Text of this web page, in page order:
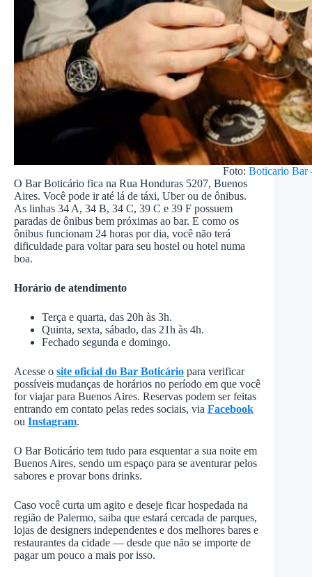
Foto: Boticario Bar
O Bar Boticário fica na Rua Honduras 5207, Buenos
Aires. Você pode ir até lá de táxi, Uber ou de ônibus.
As linhas 34 A, 34 B, 34 C, 39 C e 39 F possuem
paradas de ônibus bem próximas ao bar. E como os
ônibus funcionam 24 horas por dia, você não terá
dificuldade para voltar para seu hostel ou hotel numa
boa.
Horário de atendimento
Terça e quarta, das 20h às 3h.
Quinta, sexta, sábado, das 21h às 4h.
Fechado segunda e domingo.
Acesse o site oficial do Bar Boticário para verificar
possíveis mudanças de horários no período em que você
for viajar para Buenos Aires. Reservas podem ser feitas
entrando em contato pelas redes sociais, via Facebook
ou Instagram.
O Bar Boticário tem tudo para esquentar a sua noite em
Buenos Aires, sendo um espaço para se aventurar pelos
sabores e provar bons drinks.
Caso você curta um agito e deseje ficar hospedada na
região de Palermo, saiba que estará cercada de parques,
lojas de designers independentes e dos melhores bares e
restaurantes da cidade — desde que não se importe de
pagar um pouco a mais por isso.